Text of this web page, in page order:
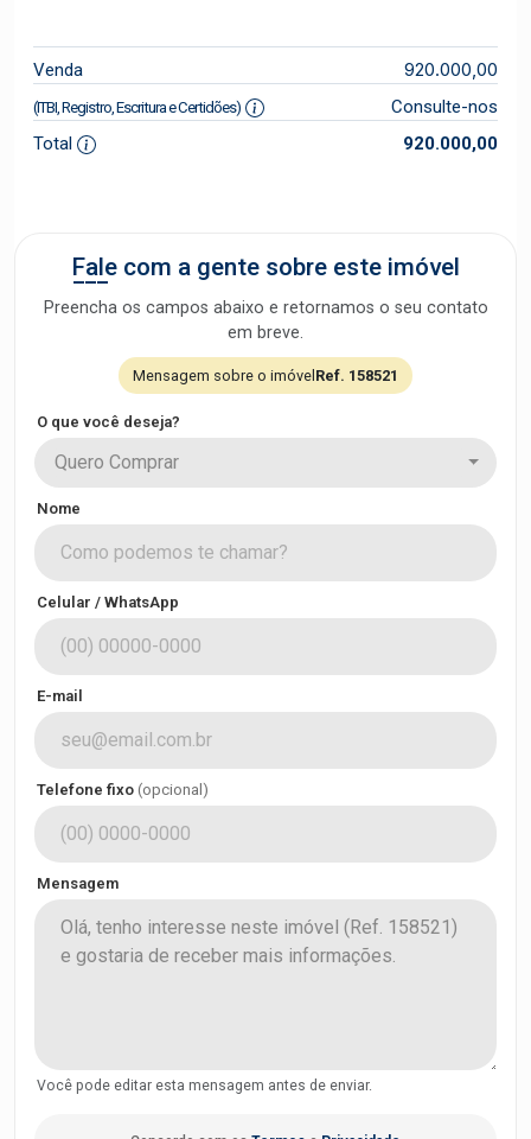
Venda 920.000,00
(ITBI, Registro, Escritura e Certidões)
Consulte-nos
Total
920.000,00
Fale com a gente sobre este imóvel
Preencha os campos abaixo e retornamos o seu contato
em breve.
Mensagem sobre o imóvel Ref. 158521
O que você deseja?
Quero Comprar
Nome
Celular / WhatsApp
E-mail
Telefone fixo (opcional)
Mensagem
Você pode editar esta mensagem antes de enviar.